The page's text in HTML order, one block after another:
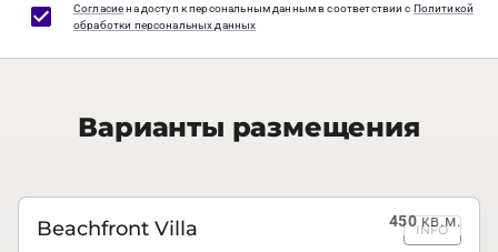
Согласиена доступ к персональным данным в соответствии с Политикой
обработки персональных данных
Варианты размещения
450кв.м.
Beachfront Villa INFO